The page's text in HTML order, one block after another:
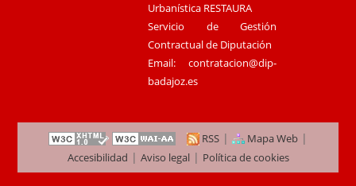
Urbanística RESTAURA
Servicio de Gestión
Contractual de Diputación
Email:contratacion@dip-
badajoz.es
RSS | Mapa Web |
Accesibilidad | Aviso legal| Política de cookies